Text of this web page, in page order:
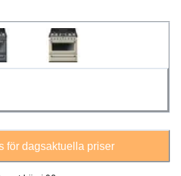
för dagsaktuella priser